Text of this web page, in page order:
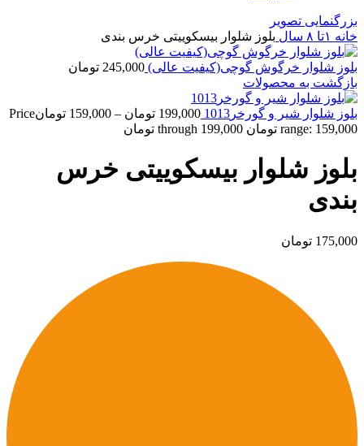
بزرگنمایی تصویر
خانه ۱تا ۸ سال بلوز شلوار بیسکوییتی خرس بندی
بلوز شلوار خرگوش گوچی(کیفیت عالی) 245,000 تومان
بازگشت به محصولات
بلوز شلوار شیر و گورخر1013 199,000 تومان –
159,000 تومانPrice
range: 159,000 تومان through 199,000 تومان
بلوز شلوار بیسکوییتی خرس
بندی
175,000 تومان